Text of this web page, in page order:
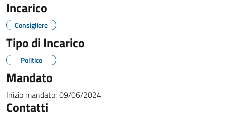
Incarico
Consigliere
Tipo di Incarico
Politico
Mandato
Inizio mandato:09/06/2024
Contatti